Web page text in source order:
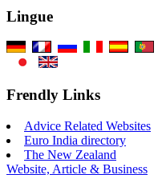
Lingue
Frendly Links
Advice Related Websites
Euro India directory
The New Zealand
Website, Article & Business